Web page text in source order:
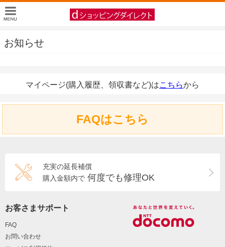
お知らせ
マイページ(購入履歴、領収書など)はこちらから
FAQはこちら
充実の延長補償
購入金額内で 何度でも修理OK
お客さまサポート
FAQ
お問い合わせ